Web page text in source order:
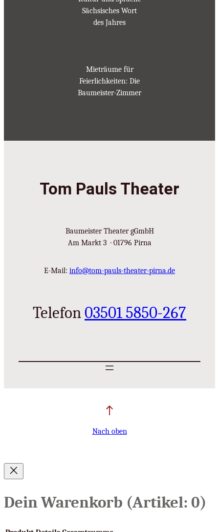
Sächsisches Wort
des Jahres
Mieträume für
Feierlichkeiten: Die
Baumeister-Zimmer
Tom Pauls Theater
Baumeister Theater gGmbH
Am Markt 3 · 01796 Pirna
E-Mail: info@tom-pauls-theater-pirna.de
Telefon03501 5850-267
Nach oben
Dein Warenkorb (Artikel: 0)